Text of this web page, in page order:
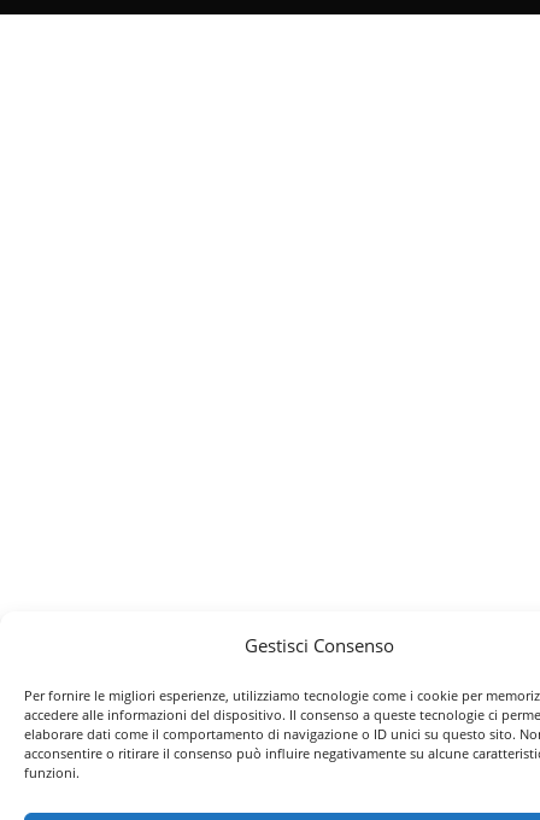
Gestisci Consenso
Per fornire le migliori esperienze, utilizziamo tecnologie come i cookie per
accedere alle informazioni del dispositivo. Il consenso a queste tecnologie ci
elaborare dati come il comportamento di navigazione o ID unici su questo sito.
acconsentire o ritirare il consenso può influire negativamente su alcune
funzioni.